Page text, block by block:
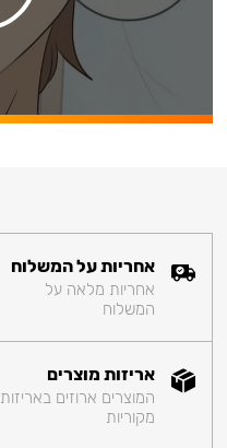
אחריות על המשלוח
אחריות מלאה על
המשלוח
אריזות מוצרים
המוצרים ארוזים באריזות
מקוריות